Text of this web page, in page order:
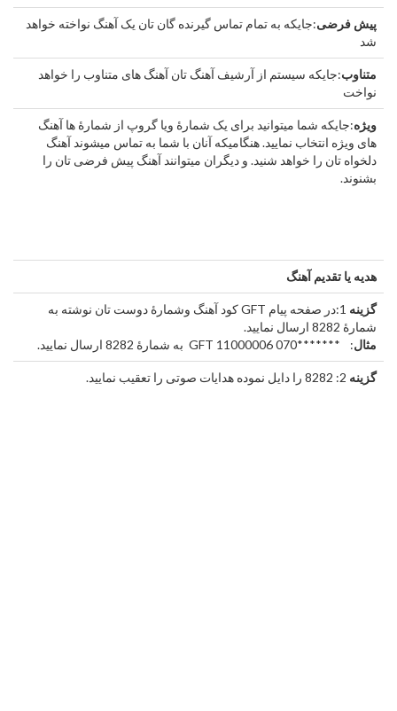
پیش فرضی:جایکه به تمام تماس گیرنده گان تان یک آهنگ نواخته خواهد
شد
متناوب:جایکه سیستم از آرشیف آهنگ تان آهنگ های متناوب را خواهد
نواخت
ویژه:جایکه شما میتوانید برای یک شمارۀ ویا گروپ از شمارۀ ها آهنگ
های ویژه انتخاب نمایید. هنگامیکه آنان با شما به تماس میشوند آهنگ
دلخواه تان را خواهد شنید. و دیگران میتوانند آهنگ پیش فرضی تان را
بشنوند.
هدیه یا تقدیم آهنگ
گزینه
1:در صفحه پیام GFT کود آهنگ وشمارۀ دوست تان نوشته به
شمارۀ 8282 ارسال نمایید.
مثال: GFT 11000006 070******* به شمارۀ 8282 ارسال نمایید.
گزینه